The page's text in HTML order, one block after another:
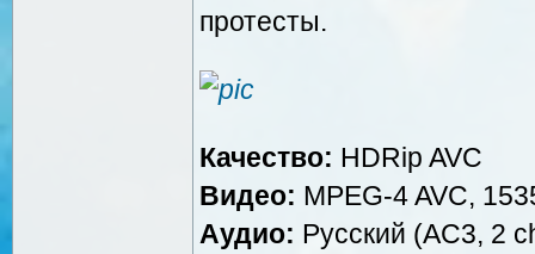
протесты.
Качество: HDRip AVC
Видео: MPEG-4 AVC,
Аудио: Русский (AC3, 2